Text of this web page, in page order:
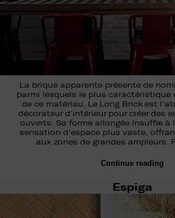
La brique apparente présente de
parmi lesquels le plus caractéristique
de ce matériau. Le Long Brick est
décorateur d’intérieur pour créer des
ouverts. Sa forme allongée insuffle à
sensation d’espace plus vaste,
aux zones de grandes ampleurs.
Continue reading
Espiga